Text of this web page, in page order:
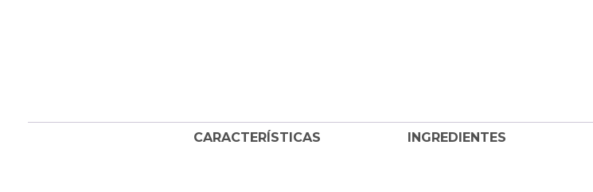
CARACTERÍSTICAS INGREDIENTES